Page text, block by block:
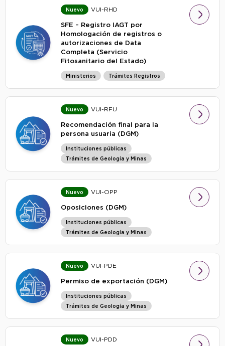
Nuevo VUI-RHD
SFE – Registro IAGT por
Homologación de registros o
autorizaciones de Data
Completa (Servicio
Fitosanitario del Estado)
Ministerios Trámites Registros
Nuevo VUI-RFU
Recomendación final para la
persona usuaria (DGM)
Instituciones públicas
Trámites de Geología y Minas
Nuevo VUI-OPP
Oposiciones (DGM)
Instituciones públicas
Trámites de Geología y Minas
Nuevo VUI-PDE
Permiso de exportación (DGM)
Instituciones públicas
Trámites de Geología y Minas
Nuevo VUI-PDD